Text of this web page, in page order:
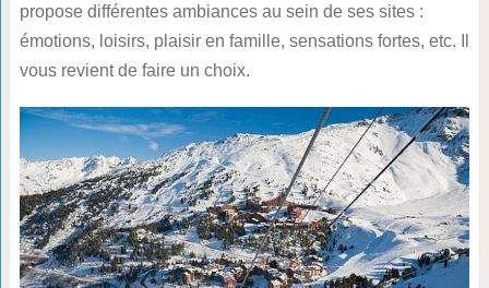
propose différentes ambiances au sein de ses sites :
émotions, loisirs, plaisir en famille, sensations fortes, etc. Il
vous revient de faire un choix.